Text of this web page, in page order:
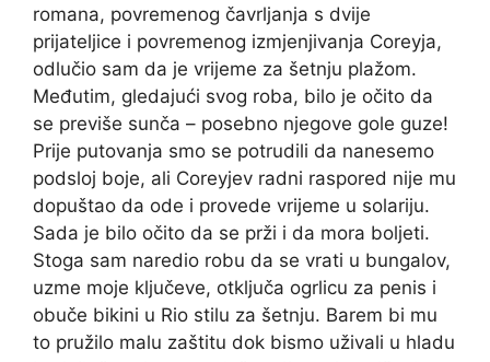
romana, povremenog čavrljanja s dvije
prijateljice i povremenog izmjenjivanja Coreyja,
odlučio sam da je vrijeme za šetnju plažom.
Međutim, gledajući svog roba, bilo je očito da
se previše sunča – posebno njegove gole guze!
Prije putovanja smo se potrudili da nanesemo
podsloj boje, ali Coreyjev radni raspored nije mu
dopuštao da ode i provede vrijeme u solariju.
Sada je bilo očito da se prži i da mora boljeti.
Stoga sam naredio robu da se vrati u bungalov,
uzme moje ključeve, otključa ogrlicu za penis i
obuče bikini u Rio stilu za šetnju. Barem bi mu
to pružilo malu zaštitu dok bismo uživali u hladu